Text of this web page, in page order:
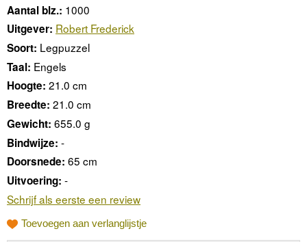
Aantal blz.: 1000
Uitgever: Robert Frederick
Soort: Legpuzzel
Taal: Engels
Hoogte: 21.0 cm
Breedte: 21.0 cm
Gewicht: 655.0 g
Bindwijze: -
Doorsnede: 65 cm
Uitvoering: -
Schrijf als eerste een review
Toevoegen aan verlanglijstje